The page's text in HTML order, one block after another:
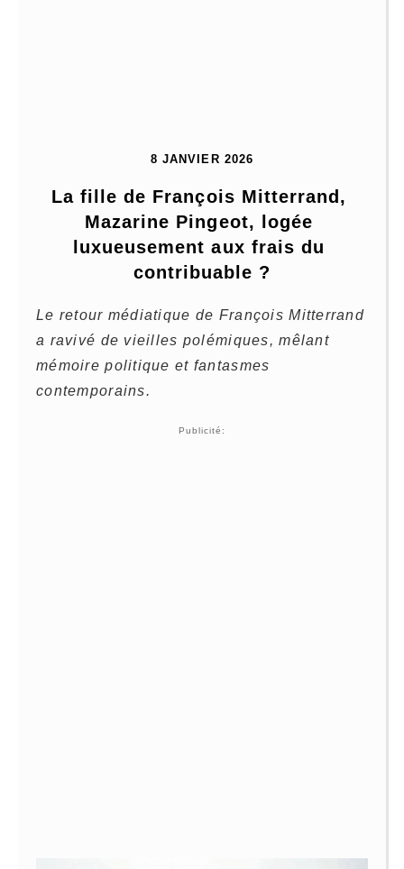
8 JANVIER 2026
La fille de François Mitterrand,
Mazarine Pingeot, logée
luxueusement aux frais du
contribuable ?
Le retour médiatique de François Mitterrand
a ravivé de vieilles polémiques, mêlant
mémoire politique et fantasmes
contemporains.
Publicité: